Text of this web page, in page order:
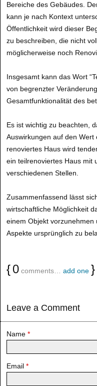
Bereiche des Gebäudes.
kann je nach Kontext
Öffentlichkeit wird dieser
zu beschreiben, die nicht
möglicherweise noch
Insgesamt kann das Wort
von begrenzter
Gesamtfunktionalität des
Es ist wichtig zu beachten,
Auswirkungen auf den
renoviertes Haus wird
ein teilrenoviertes Haus mit
verschiedenen Stellen.
Zusammenfassend lässt
wirtschaftliche Möglichkeit
einem Objekt
Aspekte ursprünglich zu
{0 comments… add one }
Leave a Comment
Name *
Email *